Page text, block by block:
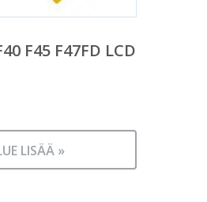
F45 F47FD LCD
LISÄÄ »